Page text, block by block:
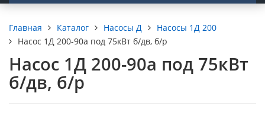
Главная Каталог Насосы Д
Насосы 1Д 200
Насос 1Д 200-90а под 75кВт б/дв, б/р
Насос 1Д 200-90а под 75кВт
б/дв, б/р